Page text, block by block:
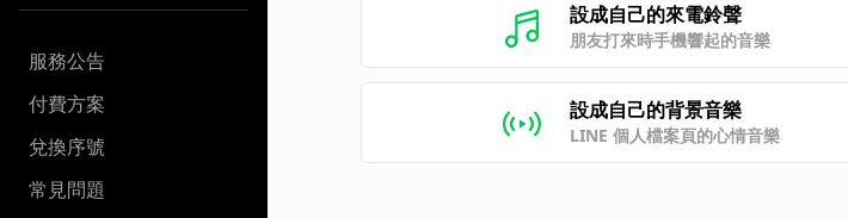
服務公告
付費方案
兌換序號
常見問題
設成自己的來電鈴聲
朋友打來時手機響起的音樂
設成自己的背景音樂
LINE 個人檔案頁的心情音樂